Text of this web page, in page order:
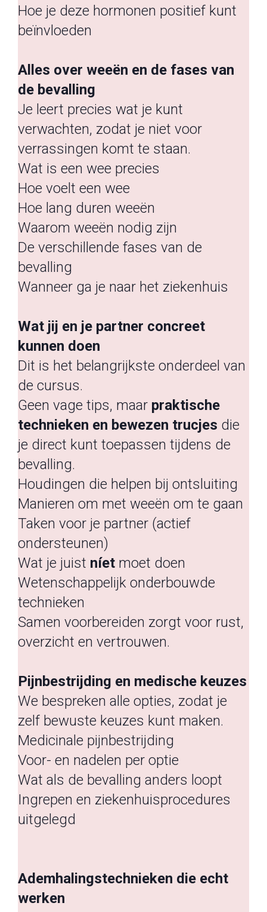
Hoe je deze hormonen positief kunt
beïnvloeden
Alles over weeën en de fases van
de bevalling
Je leert precies wat je kunt
verwachten, zodat je niet voor
verrassingen komt te staan.
Wat is een wee precies
Hoe voelt een wee
Hoe lang duren weeën
Waarom weeën nodig zijn
De verschillende fases van de
bevalling
Wanneer ga je naar het ziekenhuis
Wat jij en je partner concreet
kunnen doen
Dit is het belangrijkste onderdeel van
de cursus.
Geen vage tips, maar praktische
technieken en bewezen trucjes die
je direct kunt toepassen tijdens de
bevalling.
Houdingen die helpen bij ontsluiting
Manieren om met weeën om te gaan
Taken voor je partner (actief
ondersteunen)
Wat je juist níet moet doen
Wetenschappelijk onderbouwde
technieken
Samen voorbereiden zorgt voor rust,
overzicht en vertrouwen.
Pijnbestrijding en medische keuzes
We bespreken alle opties, zodat je
zelf bewuste keuzes kunt maken.
Medicinale pijnbestrijding
Voor- en nadelen per optie
Wat als de bevalling anders loopt
Ingrepen en ziekenhuisprocedures
uitgelegd
Ademhalingstechnieken die echt
werken